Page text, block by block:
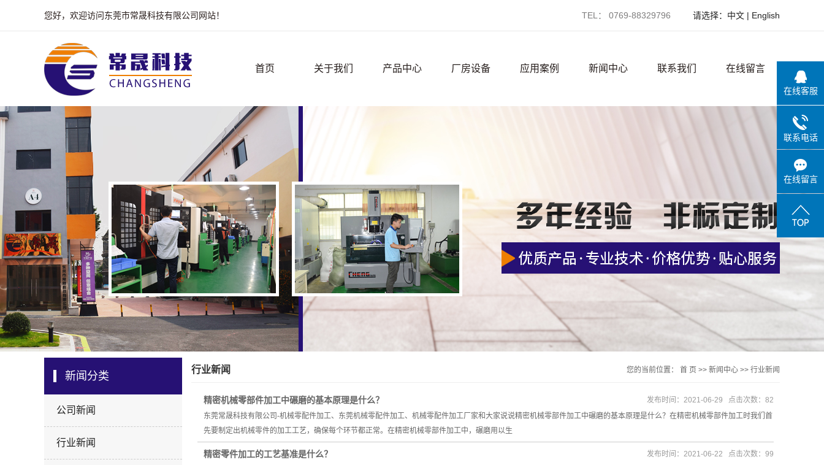
您好，欢迎访问东莞市常晟科技有限公司网站！ 请选择： 中文 | English
TEL： 0769-88329796
首页 关于我们 产品中心 厂房设备 应用案例 新闻中心 联系我们 在线留言
新闻分类
公司新闻
行业新闻
行业新闻 您的当前位置： 首 页 >> 新闻中心 >> 行业新闻
精密机械零部件加工中碾磨的基本原理是什么？
东莞常晟科技有限公司-机械零配件加工、东莞机械零配件加工、机械零配件加工厂家和大家说说精密机械零部件加工中碾磨的基本原理是什么？在精密机械零部件加工时我们首
先要制定出机械零件的加工工艺，确保每个环节都正常。在精密机械零部件加工中，碾磨用以生
发布时间：2021-06-29 点击次数：82
精密零件加工的工艺基准是什么？ 发布时间：2021-06-22 点击次数：99
在线客服
联系电话
在线留言